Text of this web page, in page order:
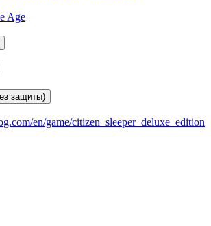
Age
защиты)
en/game/citizen_sleeper_deluxe_edition